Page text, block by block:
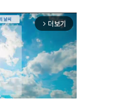
arrow_forward_ios 더보기